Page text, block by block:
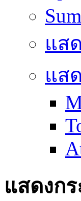
แส
แส
แสดงก